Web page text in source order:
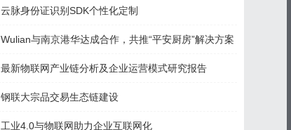
云脉身份证识别SDK个性化定制
Wulian与南京港华达成合作，共推“平安厨房”解决方案
最新物联网产业链分析及企业运营模式研究报告
钢联大宗品交易生态链建设
工业4.0与物联网助力企业互联网化